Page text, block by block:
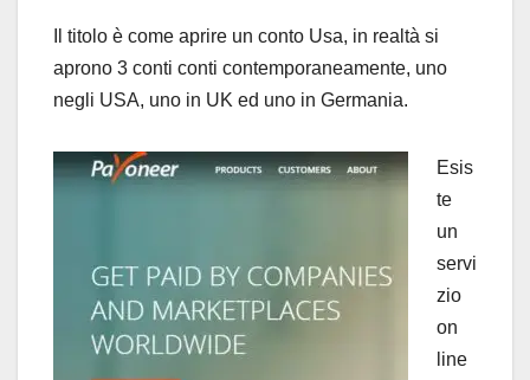
Il titolo è come aprire un conto Usa, in realtà si
aprono 3 conti conti contemporaneamente, uno
negli USA, uno in UK ed uno in Germania.
Esis
te
un
servi
zio
on
line